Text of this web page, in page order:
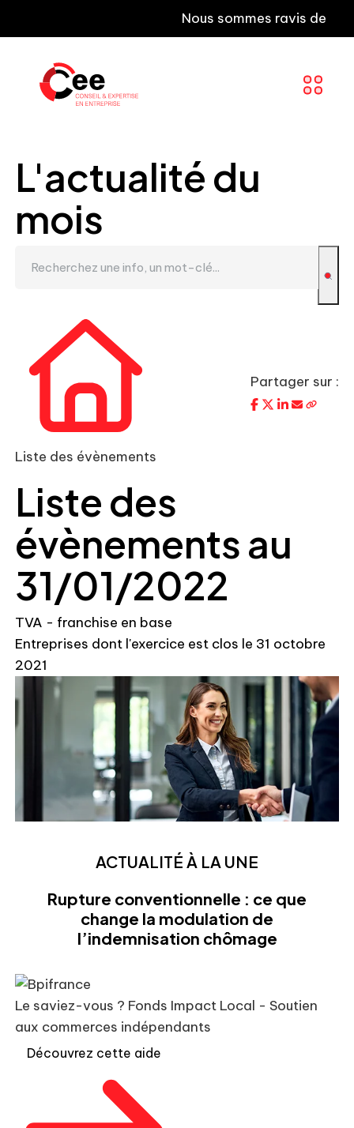
Nous sommes ravis de
L'actualité du
mois
Liste des évènements
Partager sur :
Liste des
évènements au
31/01/2022
TVA - franchise en base
Entreprises dont l'exercice est clos le 31 octobre
2021
ACTUALITÉ À LA UNE
Rupture conventionnelle : ce que
change la modulation de
l’indemnisation chômage
Le saviez-vous ? Fonds Impact Local - Soutien
aux commerces indépendants
Découvrez cette aide